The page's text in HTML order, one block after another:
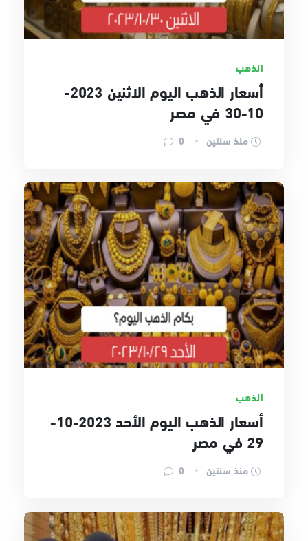
الذهب
أسعار الذهب اليوم الاثنين 2023-
10-30 في مصر
منذ سنتين
الذهب
أسعار الذهب اليوم الأحد 2023-10-
29 في مصر
منذ سنتين